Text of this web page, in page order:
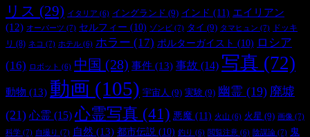
リス (29) イタリア (6) イングランド (9) インド (11) エイリアン
(12) オーパーツ (7) セルフィー (10) ゾンビ (7) タイ (9) タマヒュン (7)
ドッキ
リ (8) ネコ (7) ホテル (6) ホラー (17) ポルターガイスト (10) ロシア
(16)
ロボット (6) 中国 (28) 事件 (13) 事故 (14) 写真 (72)
動物 (13) 動画 (105) 宇宙人 (9) 実験 (9) 幽霊 (19) 廃墟
(21) 心霊 (15) 心霊写真 (41) 悪魔 (11) 火山 (6) 火星 (9) 画像 (7)
科学 (7) 自撮り (7) 自然 (13) 都市伝説 (10) 釣り (6) 閲覧注意 (6) 陰謀論 (7) 鬼